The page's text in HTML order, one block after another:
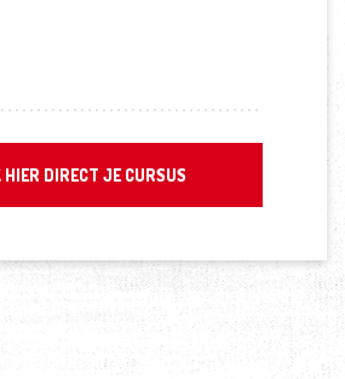
HIER DIRECT JE CURSUS